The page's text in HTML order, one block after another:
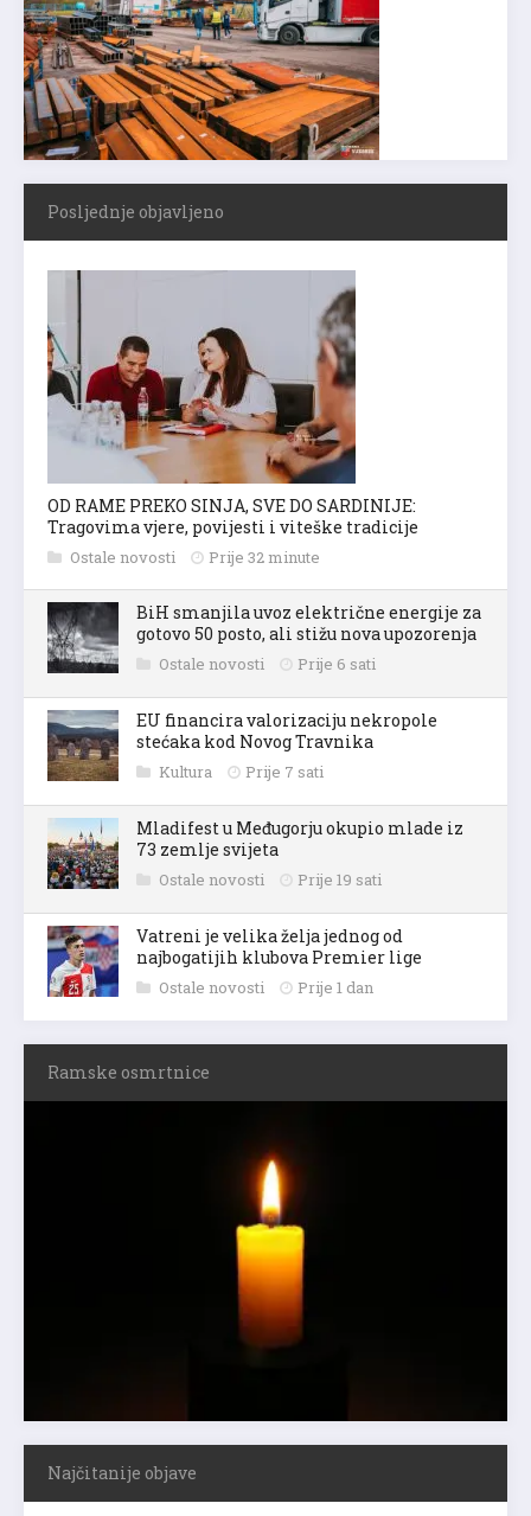
Posljednje objavljeno
OD RAME PREKO SINJA, SVE DO SARDINIJE:
Tragovima vjere, povijesti i viteške tradicije
Ostale novosti Prije 32 minute
BiH smanjila uvoz električne energije za
gotovo 50 posto, ali stižu nova upozorenja
Ostale novosti Prije 6 sati
EU financira valorizaciju nekropole
stećaka kod Novog Travnika
Kultura Prije 7 sati
Mladifest u Međugorju okupio mlade iz
73 zemlje svijeta
Ostale novosti Prije 19 sati
Vatreni je velika želja jednog od
najbogatijih klubova Premier lige
Ostale novosti Prije 1 dan
Ramske osmrtnice
Najčitanije objave